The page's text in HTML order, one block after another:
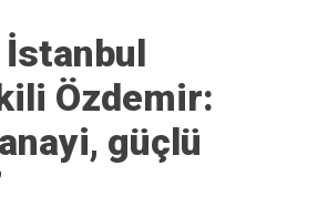
Özdemir:
güçlü